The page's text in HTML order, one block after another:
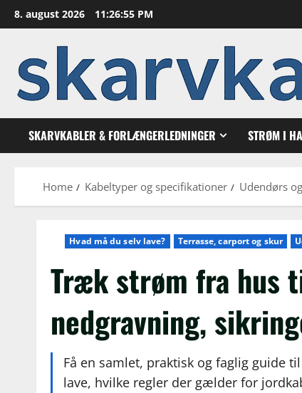
Skip
to
8. august 2026 11:26:56 PM
SKARVKABLER & FORLÆNGERLEDNINGER STRØM I
Home Kabeltyper og specifikationer Udendørs
Hvad må du selv lave? Terrasse, carport og skur
Træk strøm fra hus
nedgravning,
Få en samlet, praktisk og faglig guide
lave, hvilke regler der gælder for